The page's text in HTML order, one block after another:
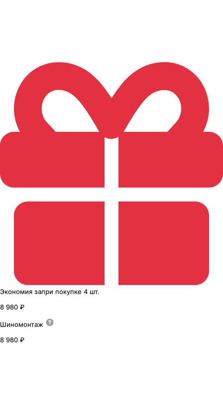
Экономия запри покупке 4 шт.
8 980 ₽
Шиномонтаж
8 980 ₽